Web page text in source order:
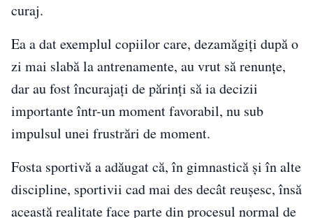
curaj.
Ea a dat exemplul copiilor care, dezamăgiți după o
zi mai slabă la antrenamente, au vrut să renunțe,
dar au fost încurajați de părinți să ia decizii
importante într-un moment favorabil, nu sub
impulsul unei frustrări de moment.
Fosta sportivă a adăugat că, în gimnastică și în alte
discipline, sportivii cad mai des decât reușesc, însă
această realitate face parte din procesul normal de